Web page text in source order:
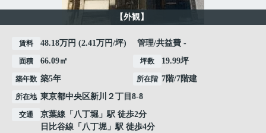
【外観】
賃料 48.18万円 (2.41万円/坪) 管理/共益費 -
面積 66.09㎡ 坪数 19.99坪
築年数 築5年 所在階 7階/7階建
所在地 東京都中央区新川 ２丁目8-8
交通 京葉線 「 八丁堀 」駅 徒歩2分
日比谷線 「 八丁堀 」駅 徒歩4分